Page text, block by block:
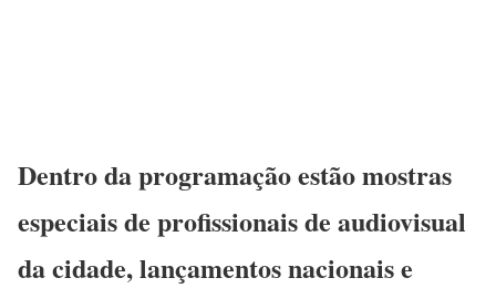
Dentro da programação estão mostras
especiais de profissionais de audiovisual
da cidade, lançamentos nacionais e